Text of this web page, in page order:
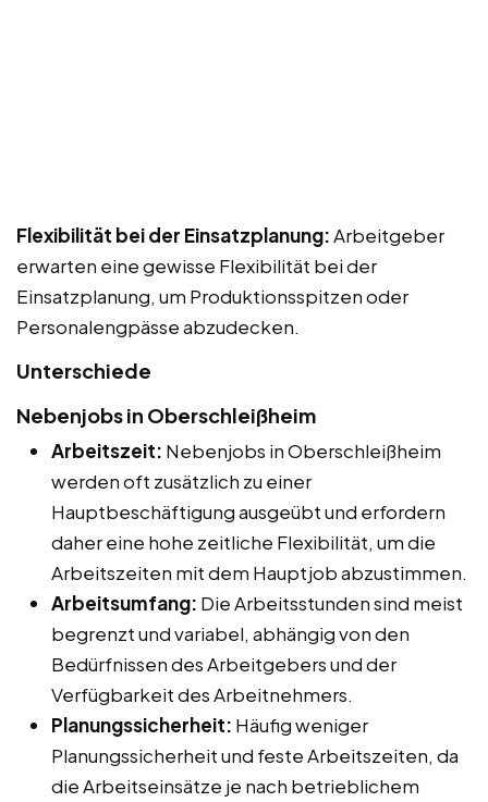
Flexibilität bei der Einsatzplanung:Arbeitgeber
erwarten eine gewisse Flexibilität bei der
Einsatzplanung, um Produktionsspitzen oder
Personalengpässe abzudecken.
Unterschiede
Nebenjobs in Oberschleißheim
Arbeitszeit: Nebenjobs in Oberschleißheim
werden oft zusätzlich zu einer
Hauptbeschäftigung ausgeübt und erfordern
daher eine hohe zeitliche Flexibilität, um die
Arbeitszeiten mit dem Hauptjob abzustimmen.
Arbeitsumfang: Die Arbeitsstunden sind meist
begrenzt und variabel, abhängig von den
Bedürfnissen des Arbeitgebers und der
Verfügbarkeit des Arbeitnehmers.
Planungssicherheit: Häufig weniger
Planungssicherheit und feste Arbeitszeiten, da
die Arbeitseinsätze je nach betrieblichem